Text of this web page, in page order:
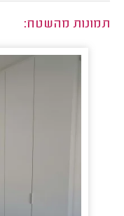
תמונות מהשטח: